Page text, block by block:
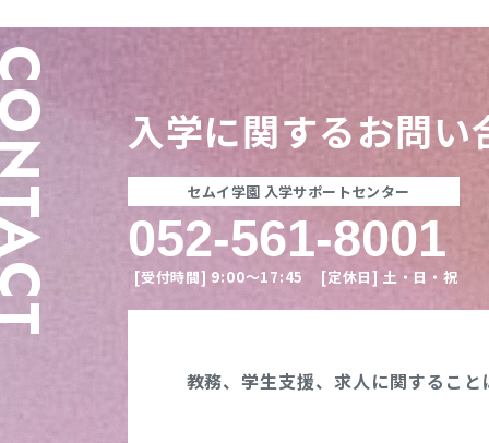
入学に関するお問い
セムイ学園 入学サポートセンター
052-561-8001
[受付時間] 9:00〜17:45 [定休日] 土・日・祝
教務、学生支援、求人に関すること